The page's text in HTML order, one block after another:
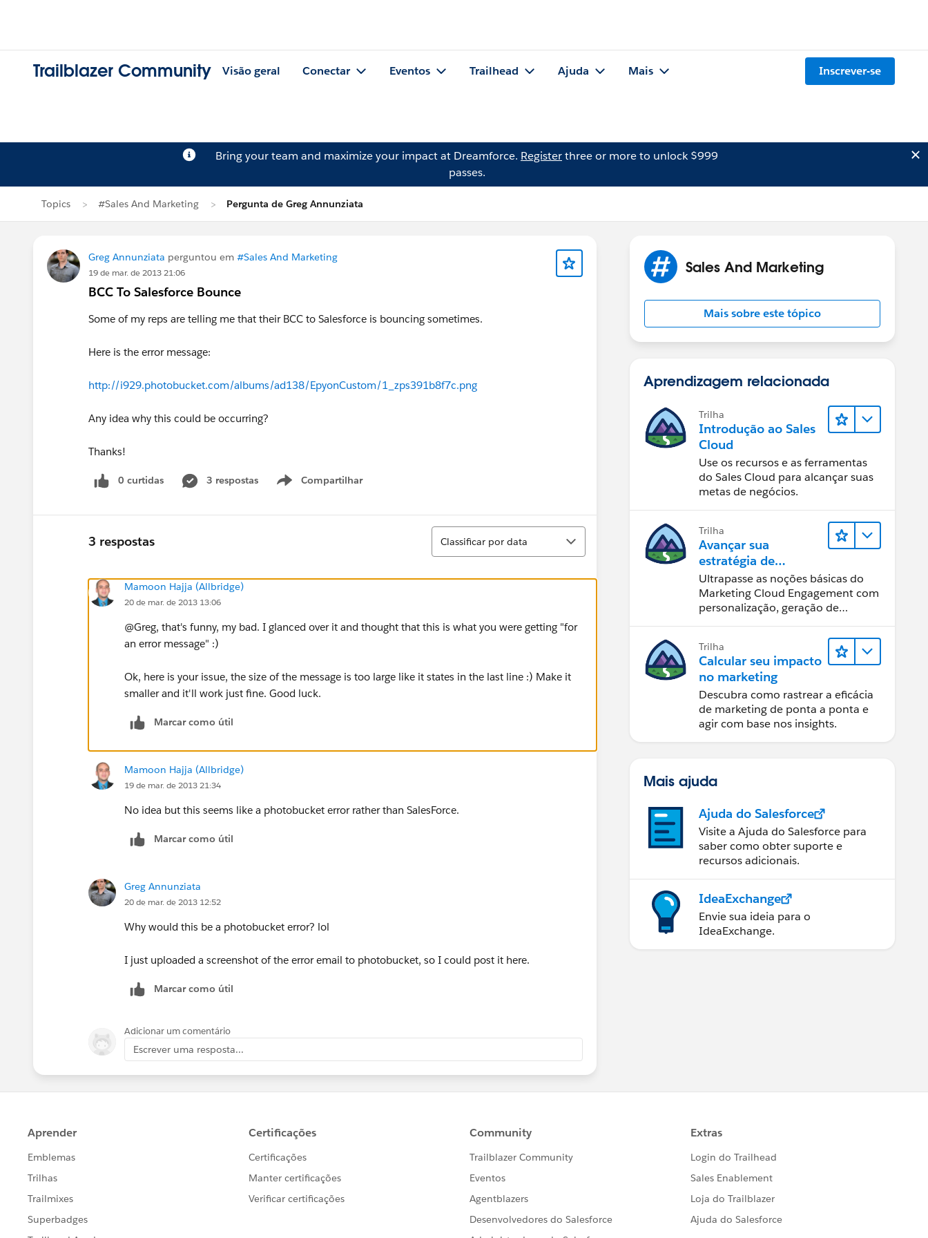
Trailblazer Community Visão geral Conectar Eventos Trailhead Ajuda Mais Inscrever-se
Bring your team and maximize your impact at Dreamforce. Registerthree or more to unlock $999
passes.
Topics #Sales And Marketing Pergunta de Greg Annunziata
Greg Annunziata perguntou em #Sales And Marketing
19 de mar. de 2013 21:06
BCC To Salesforce Bounce
Some of my reps are telling me that their BCC to Salesforce is bouncing sometimes.
Here is the error message:
http://i929.photobucket.com/albums/ad138/EpyonCustom/1_zps391b8f7c.png
Any idea why this could be occurring?
Thanks!
0 curtidas 3 respostas Compartilhar
Show menu
3 respostas
Classificar
Classificar por data
Mamoon Hajja (Allbridge)
20 de mar. de 2013 13:06
@Greg, that's funny, my bad. I glanced over it and thought that this is what you were getting "for
an error message" :)
Ok, here is your issue, the size of the message is too large like it states in the last line :) Make it
smaller and it'll work just fine. Good luck.
Marcar como útil
Mamoon Hajja (Allbridge)
19 de mar. de 2013 21:34
No idea but this seems like a photobucket error rather than SalesForce.
Marcar como útil
Greg Annunziata
20 de mar. de 2013 12:52
Why would this be a photobucket error? lol
I just uploaded a screenshot of the error email to photobucket, so I could post it here.
Marcar como útil
Adicionar um comentário
Escrever uma resposta...
Sales And Marketing
Mais sobre este tópico
Aprendizagem relacionada
Trilha
Introdução ao Sales
Cloud
Use os recursos e as ferramentas
do Sales Cloud para alcançar suas
metas de negócios.
Trilha
Avançar sua
estratégia de
marketing
Ultrapasse as noções básicas do
Marketing Cloud Engagement com
personalização, geração de
Trilha
Calcular seu impacto
no marketing
Descubra como rastrear a eficácia
de marketing de ponta a ponta e
agir com base nos insights.
Mais ajuda
Ajuda do Salesforce
Visite a Ajuda do Salesforce para
saber como obter suporte e
recursos adicionais.
IdeaExchange
Envie sua ideia para o
IdeaExchange.